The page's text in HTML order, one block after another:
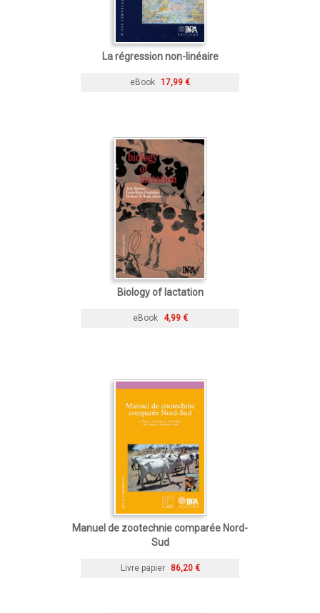
La régression non-linéaire
eBook 17,99 €
Biology of lactation
eBook 4,99 €
Manuel de zootechnie comparée Nord-
Sud
Livre papier 86,20 €